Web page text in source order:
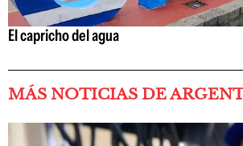
El capricho del agua
MÁS NOTICIAS DE